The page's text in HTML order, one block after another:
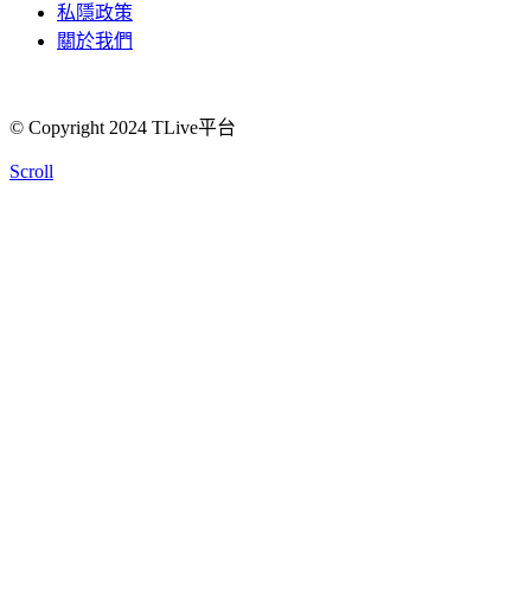
私隱政策
關於我們
© Copyright 2024 TLive平台
Scroll